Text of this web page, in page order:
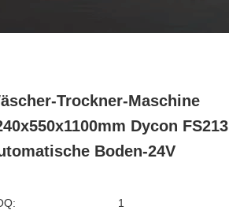
Trockner-Maschine
Dycon FS213
Boden-24V
1